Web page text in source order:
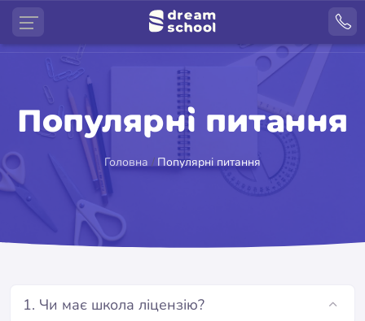
Популярні питання
Головна Популярні питання
1. Чи має школа ліцензію?